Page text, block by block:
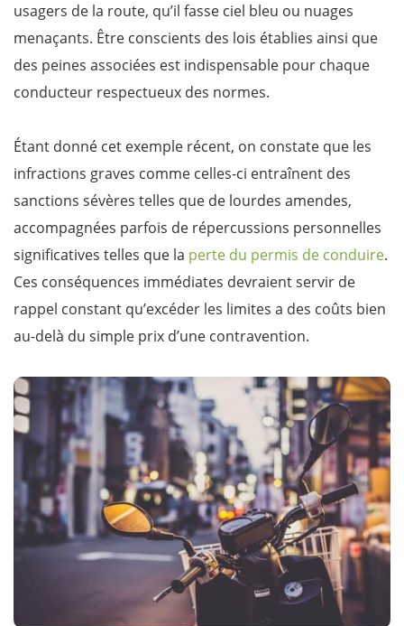
usagers de la route, qu’il fasse ciel bleu ou nuages
menaçants. Être conscients des lois établies ainsi que
des peines associées est indispensable pour chaque
conducteur respectueux des normes.
Étant donné cet exemple récent, on constate que les
infractions graves comme celles-ci entraînent des
sanctions sévères telles que de lourdes amendes,
accompagnées parfois de répercussions personnelles
significatives telles que la perte du permis de conduire.
Ces conséquences immédiates devraient servir de
rappel constant qu’excéder les limites a des coûts bien
au-delà du simple prix d’une contravention.